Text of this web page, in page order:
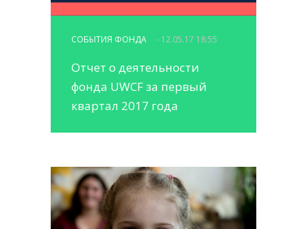
СОБЫТИЯ ФОНДА - 12.05.17 18:55
Отчет о деятельности
фонда UWCF за первый
квартал 2017 года